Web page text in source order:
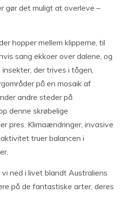
gør det muligt at overleve –
hopper mellem klipperne, til
sang ekkoer over dalene, og
der trives i tågen,
på en mosaik af
andre steder på
denne skrøbelige
pres. Klimaændringer, invasive
truer balancen i
ned i livet blandt Australiens
på de fantastiske arter, deres